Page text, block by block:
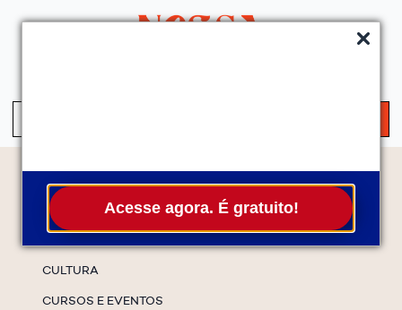
Acesse agora. É gratuito!
Temas
CULTURA
CURSOS E EVENTOS